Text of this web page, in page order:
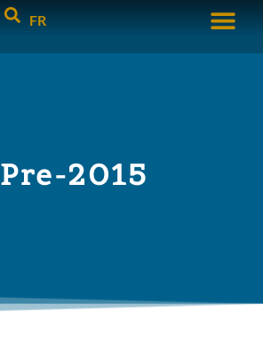
FR
Pre-2015